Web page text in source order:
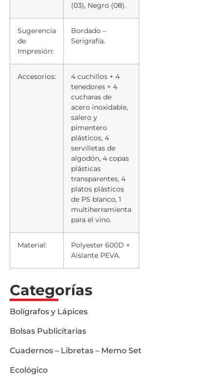
(03), Negro (08).
Sugerencia
de
Impresión:
Bordado –
Serigrafía.
Accesorios:
4 cuchillos + 4
tenedores + 4
cucharas de
acero inoxidable,
salero y
pimentero
plásticos, 4
servilletas de
algodón, 4 copas
plásticas
transparentes, 4
platos plásticos
de PS blanco, 1
multiherramienta
para el vino.
Material:
Polyester 600D +
Aislante PEVA.
Categorías
Bolígrafos y Lápices
Bolsas Publicitarias
Cuadernos – Libretas – Memo Set
Ecológico